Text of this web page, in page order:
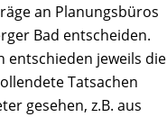
an Planungsbüros
Bad entscheiden.
entschieden jeweils die
Tatsachen
gesehen, z.B. aus